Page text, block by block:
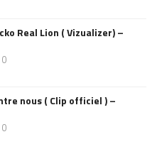
Real Lion ( Vizualizer) –
0
nous ( Clip officiel ) –
0